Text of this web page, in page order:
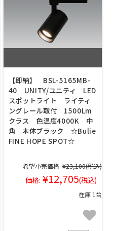
【即納】 BSL-5165MB-
40 UNITY/ユニティ LED
スポットライト ライティ
ングレール取付 1500Lm
クラス 色温度4000K 中
角 本体ブラック ☆Bulie
FINE HOPE SPOT☆
希望小売価格: ¥23,100(税込)
価格: ¥12,705(税込)
在庫 1台